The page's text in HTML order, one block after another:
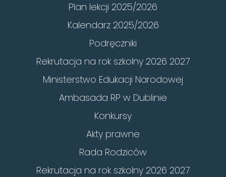
Plan lekcji 2025/2026
Kalendarz 2025/2026
Podręczniki
Rekrutacja na rok szkolny 2026 2027
Ministerstwo Edukacji Narodowej
Ambasada RP w Dublinie
Konkursy
Akty prawne
Rada Rodziców
Rekrutacja na rok szkolny 2026 2027